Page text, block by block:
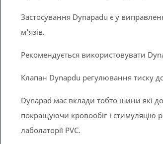
Застосування Dynapadu є у
м'язів.
Рекомендується використовувати
Клапан Dynapdu регулювання тиску
Dynapad має вклади тобто шини які
покращуючи кровообіг і стимуляцію
лаболаторії PVC.